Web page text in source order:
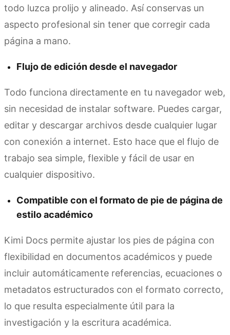
todo luzca prolijo y alineado. Así conservas un
aspecto profesional sin tener que corregir cada
página a mano.
Flujo de edición desde el navegador
Todo funciona directamente en tu navegador web,
sin necesidad de instalar software. Puedes cargar,
editar y descargar archivos desde cualquier lugar
con conexión a internet. Esto hace que el flujo de
trabajo sea simple, flexible y fácil de usar en
cualquier dispositivo.
Compatible con el formato de pie de página de
estilo académico
Kimi Docs permite ajustar los pies de página con
flexibilidad en documentos académicos y puede
incluir automáticamente referencias, ecuaciones o
metadatos estructurados con el formato correcto,
lo que resulta especialmente útil para la
investigación y la escritura académica.